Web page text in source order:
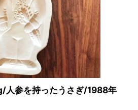
人参を持ったうさぎ/1988年